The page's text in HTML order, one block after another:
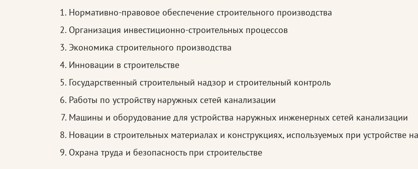
Нормативно-правовое обеспечение строительного производства
Организация инвестиционно-строительных процессов
Экономика строительного производства
Инновации в строительстве
Государственный строительный надзор и строительный контроль
Работы по устройству наружных сетей канализации
Машины и оборудование для устройства наружных инженерных сетей канализации
Новации в строительных материалах и конструкциях, используемых при устройстве
Охрана труда и безопасность при строительстве